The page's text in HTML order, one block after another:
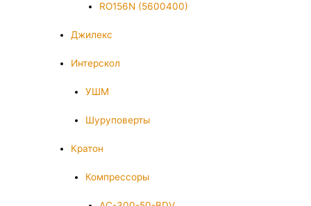
RO156N (5600400)
Джилекс
Интерскол
УШМ
Шуруповерты
Кратон
Компрессоры